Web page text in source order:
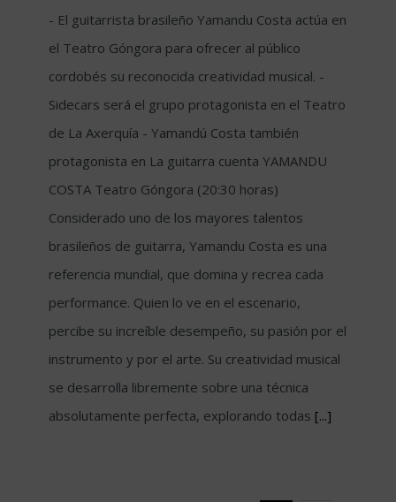
- El guitarrista brasileño Yamandu Costa actúa en
el Teatro Góngora para ofrecer al público
cordobés su reconocida creatividad musical. -
Sidecars será el grupo protagonista en el Teatro
de La Axerquía - Yamandú Costa también
protagonista en La guitarra cuenta YAMANDU
COSTA Teatro Góngora (20:30 horas)
Considerado uno de los mayores talentos
brasileños de guitarra, Yamandu Costa es una
referencia mundial, que domina y recrea cada
performance. Quien lo ve en el escenario,
percibe su increíble desempeño, su pasión por el
instrumento y por el arte. Su creatividad musical
se desarrolla libremente sobre una técnica
absolutamente perfecta, explorando todas [...]